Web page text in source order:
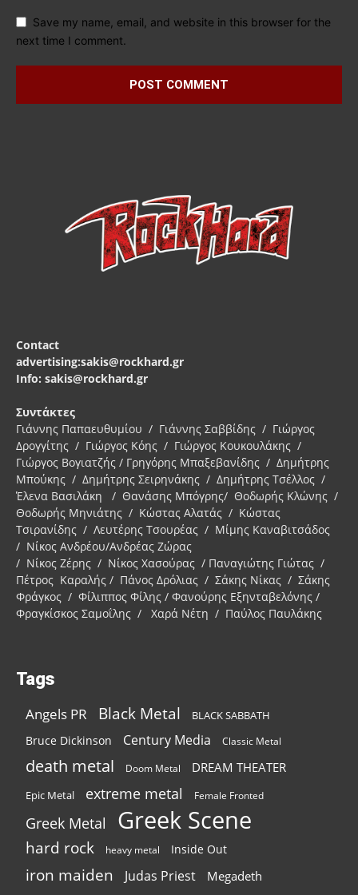
Save my name, email, and website in this browser for the
next time I comment.
Contact
advertising:sakis@rockhard.gr
Info: sakis@rockhard.gr
Συντάκτες
Γιάννης Παπαευθυμίου / Γιάννης Σαββίδης / Γιώργος
Δρογγίτης / Γιώργος Κόης / Γιώργος Κουκουλάκης /
Γιώργος Βογιατζής / Γρηγόρης Μπαξεβανίδης / Δημήτρης
Μπούκης / Δημήτρης Σειρηνάκης / Δημήτρης Τσέλλος /
Έλενα Βασιλάκη / Θανάσης Μπόγρης/ Θοδωρής Κλώνης /
Θοδωρής Μηνιάτης / Κώστας Αλατάς / Κώστας
Τσιρανίδης / Λευτέρης Τσουρέας / Μίμης Καναβιτσάδος
/ Νίκος Ανδρέου/Ανδρέας Ζώρας
/ Νίκος Ζέρης / Νίκος Χασούρας / Παναγιώτης Γιώτας /
Πέτρος Καραλής / Πάνος Δρόλιας / Σάκης Νίκας / Σάκης
Φράγκος / Φίλιππος Φίλης / Φανούρης Εξηνταβελόνης /
Φραγκίσκος Σαμοΐλης / Χαρά Νέτη / Παύλος Παυλάκης
Tags
Angels PR Black Metal BLACK SABBATH
Bruce Dickinson Century Media Classic Metal
death metal Doom Metal DREAM THEATER
Epic Metal extreme metal Female Fronted
Greek Metal Greek Scene
hard rock heavy metal Inside Out
iron maiden Judas Priest Megadeth